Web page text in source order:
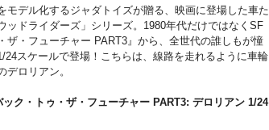
モデル化するジャダトイズが贈る、映画に登場した車た
ッドライダーズ」シリーズ。1980年代だけではなくSF
ザ・フューチャー PART3』から、全世代の誰しもが憧
スケールで登場！こちらは、線路を走れるように車輪
ロリアン。
ック・トゥ・ザ・フューチャー PART3: デロリアン 1/24